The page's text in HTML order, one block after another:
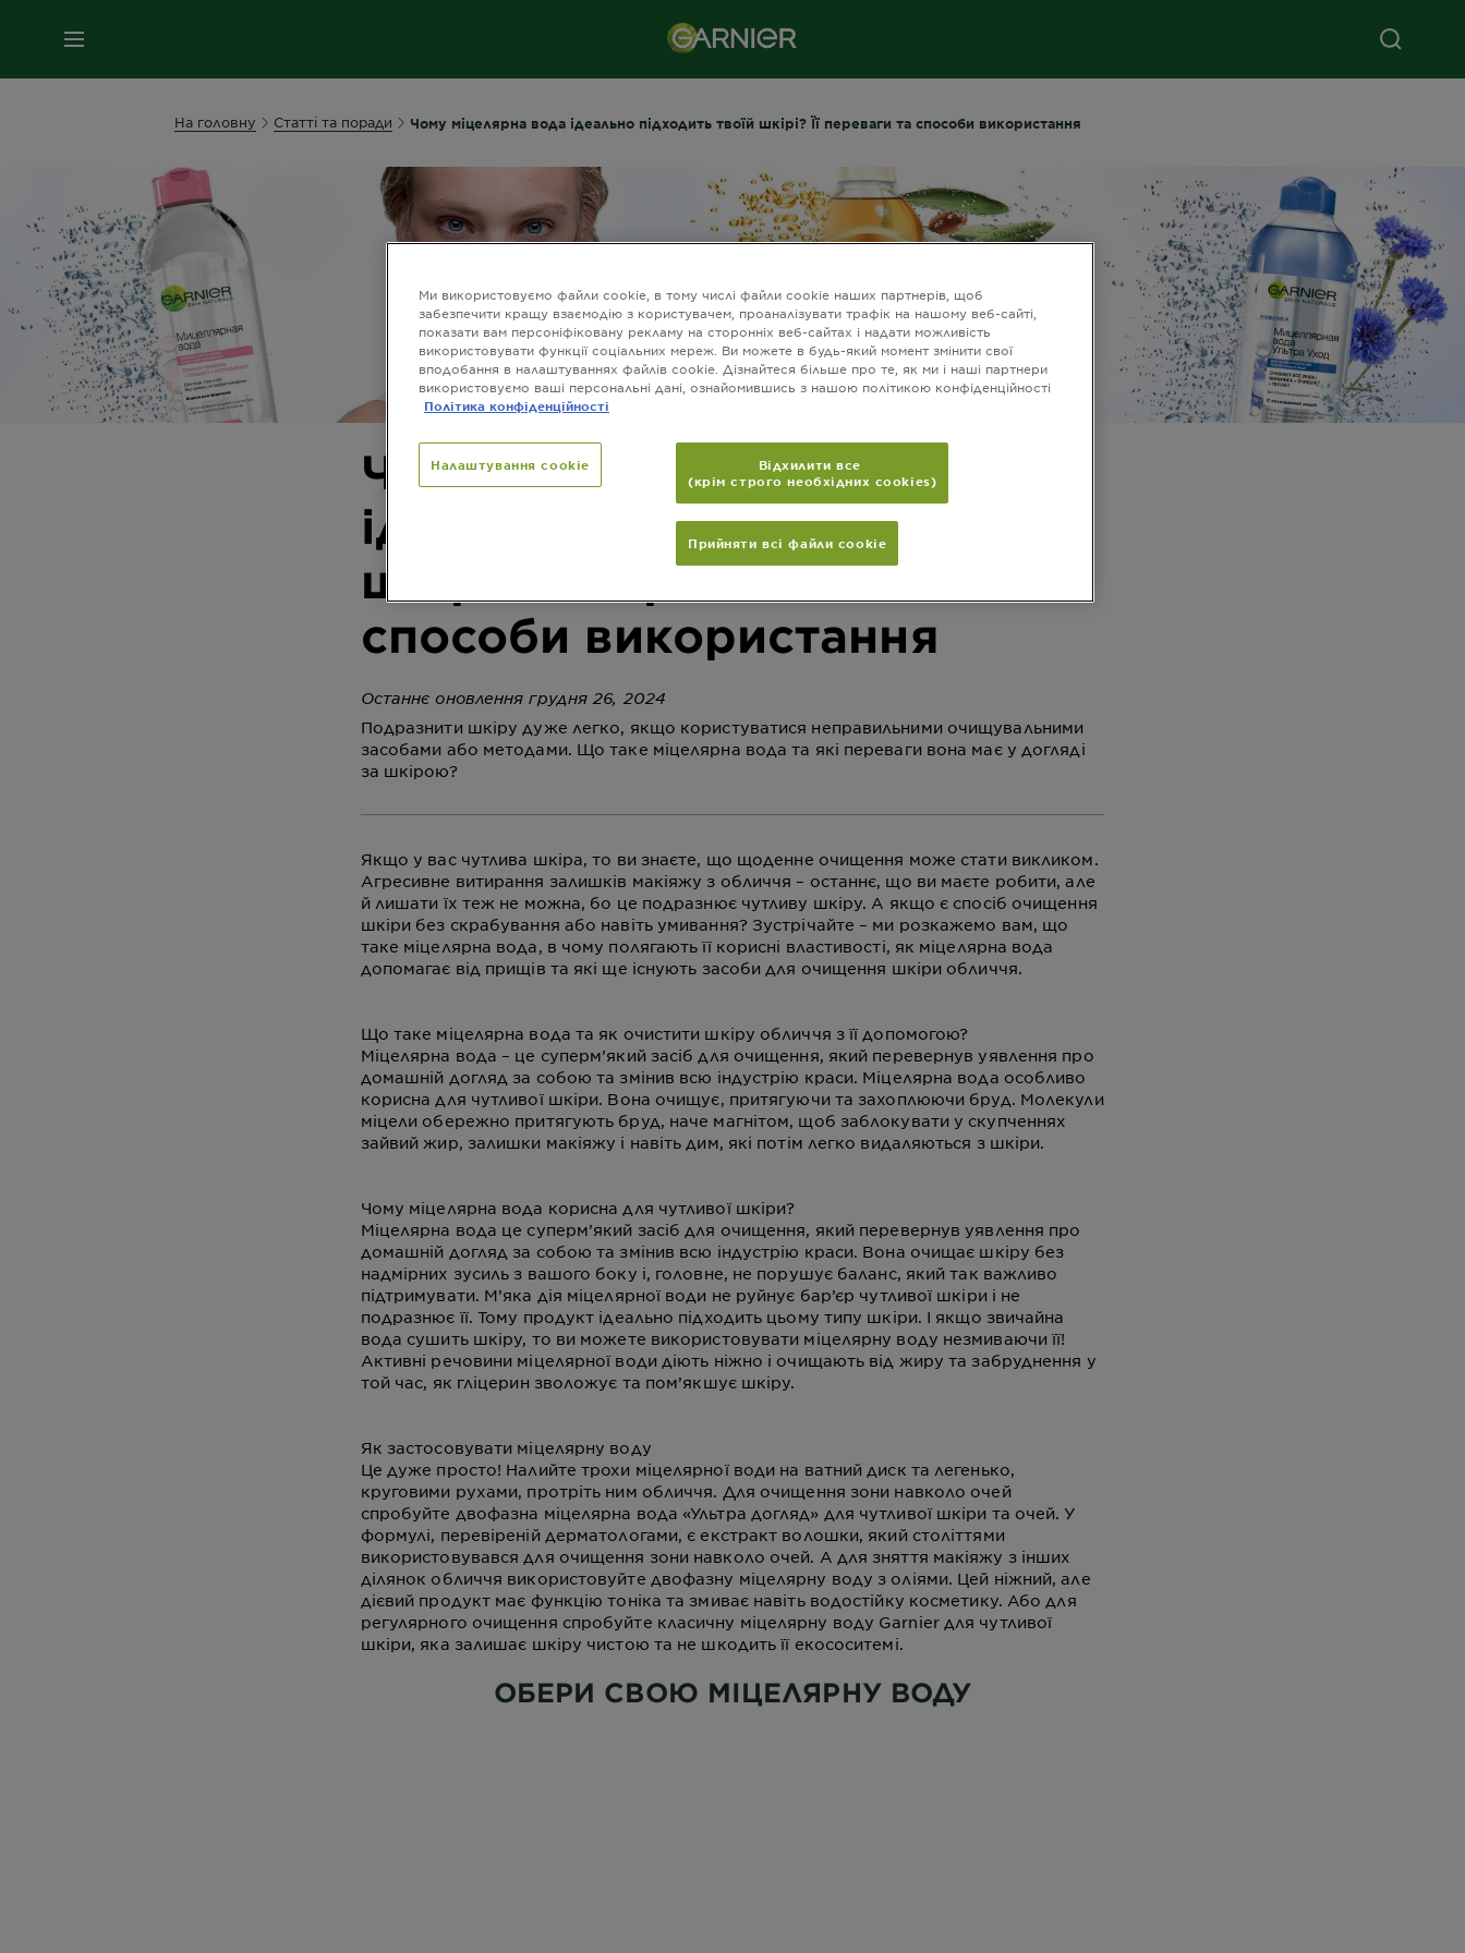
МЕНЮ
На головну Статті та поради Чому міцелярна вода ідеально підходить твоїй шкірі? Її переваги та способи використання
Чому міцелярна вода
ідеально підходить твоїй
шкірі? Її переваги та
способи використання
Останнє оновлення грудня 26, 2024
Подразнити шкіру дуже легко, якщо користуватися неправильними очищувальними
засобами або методами. Що таке міцелярна вода та які переваги вона має у догляді
за шкірою?
Якщо у вас чутлива шкіра, то ви знаєте, що щоденне очищення може стати викликом.
Агресивне витирання залишків макіяжу з обличчя – останнє, що ви маєте робити, але
й лишати їх теж не можна, бо це подразнює чутливу шкіру. А якщо є спосіб очищення
шкіри без скрабування або навіть умивання? Зустрічайте – ми розкажемо вам, що
таке міцелярна вода, в чому полягають її корисні властивості, як міцелярна вода
допомагає від прищів та які ще існують засоби для очищення шкіри обличчя.
Що таке міцелярна вода та як очистити шкіру обличчя з її допомогою?
Міцелярна вода – це суперм’який засіб для очищення, який перевернув уявлення про
домашній догляд за собою та змінив всю індустрію краси. Міцелярна вода особливо
корисна для чутливої шкіри. Вона очищує, притягуючи та захоплюючи бруд. Молекули
міцели обережно притягують бруд, наче магнітом, щоб заблокувати у скупченнях
зайвий жир, залишки макіяжу і навіть дим, які потім легко видаляються з шкіри.
Чому міцелярна вода корисна для чутливої шкіри?
Міцелярна вода це суперм’який засіб для очищення, який перевернув уявлення про
домашній догляд за собою та змінив всю індустрію краси. Вона очищає шкіру без
надмірних зусиль з вашого боку і, головне, не порушує баланс, який так важливо
підтримувати. М’яка дія міцелярної води не руйнує бар’єр чутливої шкіри і не
подразнює її. Тому продукт ідеально підходить цьому типу шкіри. І якщо звичайна
вода сушить шкіру, то ви можете використовувати міцелярну воду незмиваючи її!
Активні речовини міцелярної води діють ніжно і очищають від жиру та забруднення у
той час, як гліцерин зволожує та пом’якшує шкіру.
Як застосовувати міцелярну воду
Це дуже просто! Налийте трохи міцелярної води на ватний диск та легенько,
круговими рухами, протріть ним обличчя. Для очищення зони навколо очей
спробуйте двофазна міцелярна вода «Ультра догляд» для чутливої шкіри та очей. У
формулі, перевіреній дерматологами, є екстракт волошки, який століттями
використовувався для очищення зони навколо очей. А для зняття макіяжу з інших
ділянок обличчя використовуйте двофазну міцелярну воду з оліями. Цей ніжний, але
дієвий продукт має функцію тоніка та змиває навіть водостійку косметику. Або для
регулярного очищення спробуйте класичну міцелярну воду Garnier для чутливої
шкіри, яка залишає шкіру чистою та не шкодить її екососитемі.
ОБЕРИ СВОЮ МІЦЕЛЯРНУ ВОДУ
Ми використовуємо файли cookie, в тому числі файли cookie наших партнерів, щоб
забезпечити кращу взаємодію з користувачем, проаналізувати трафік на нашому веб-сайті,
показати вам персоніфіковану рекламу на сторонніх веб-сайтах і надати можливість
використовувати функції соціальних мереж. Ви можете в будь-який момент змінити свої
вподобання в налаштуваннях файлів cookie. Дізнайтеся більше про те, як ми і наші партнери
використовуємо ваші персональні дані, ознайомившись з нашою політикою конфіденційності
Політика конфіденційності
Відхилити все
(крім строго необхідних cookies)
Прийняти всі файли сookie
Налаштування cookie